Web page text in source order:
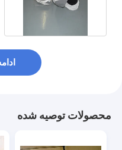
محصولات توصیه شده